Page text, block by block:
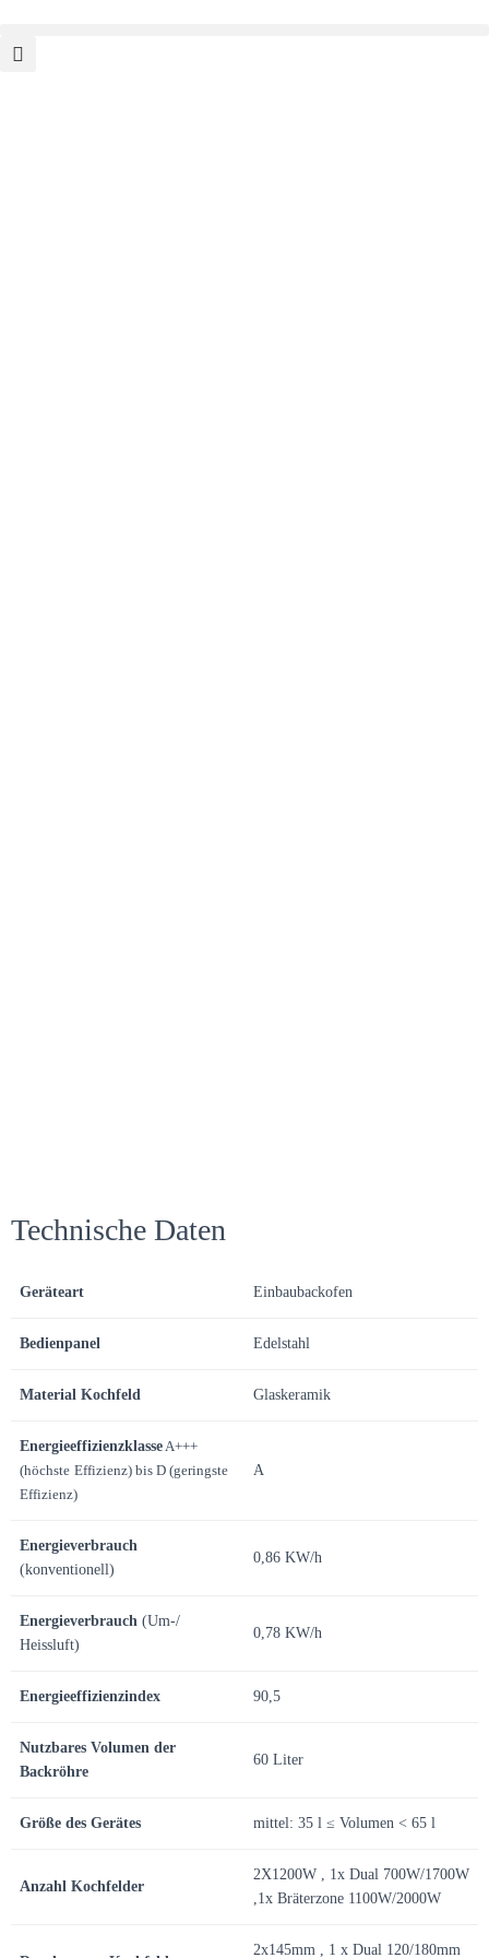
Technische Daten
Geräteart Einbaubackofen
Bedienpanel Edelstahl
Material Kochfeld Glaskeramik
EnergieeffizienzklasseA+++
(höchste Effizienz) bis D (geringste
Effizienz)
A
Energieverbrauch
(konventionell)
0,86 KW/h
Energieverbrauch (Um-/
Heissluft)
0,78 KW/h
Energieeffizienzindex 90,5
Nutzbares Volumen der
Backröhre
60 Liter
Größe des Gerätes mittel: 35 l ≤ Volumen < 65 l
Anzahl Kochfelder
2X1200W , 1x Dual 700W/1700W
,1x Bräterzone 1100W/2000W
2x145mm , 1 x Dual 120/180mm